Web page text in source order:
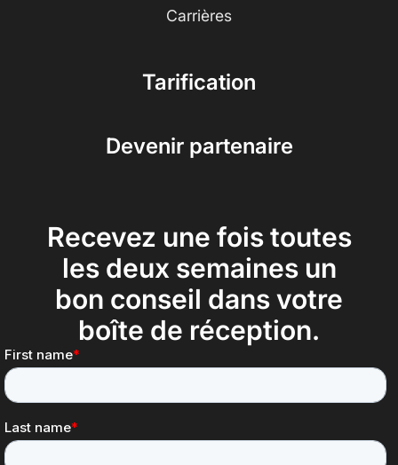
Carrières
Tarification
Devenir partenaire
Recevez une fois toutes
les deux semaines un
bon conseil dans votre
boîte de réception.